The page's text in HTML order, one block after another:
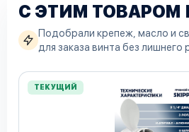
С ЭТИМ
Подобрали крепеж, масло и
для заказа винта без лишнего
ТЕКУЩИЙ